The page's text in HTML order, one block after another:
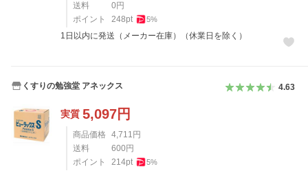
送料
0 円
ポイント
248pt 5%
1日以内に発送（メーカー在庫）（休業日を除く）
くすりの勉強堂 アネックス 4.63
実質 5,097円
商品価格 4,711 円
送料
600 円
ポイント
214pt 5%